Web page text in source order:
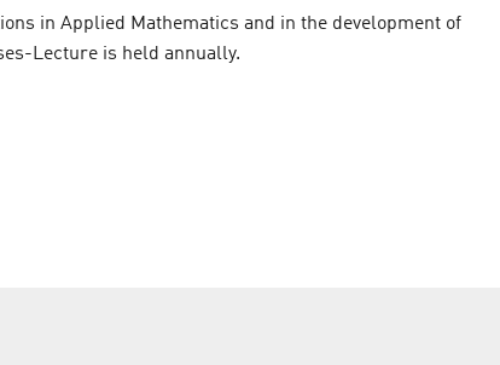
in Applied Mathematics and in the development of
Lecture is held annually.